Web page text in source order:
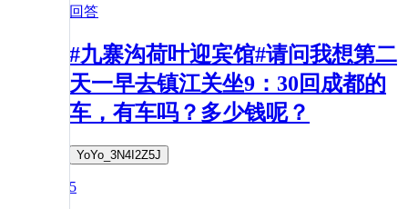
回答
#九寨沟荷叶迎宾馆#请问我想第二
天一早去镇江关坐9：30回成都的
车，有车吗？多少钱呢？
YoYo_3N4I2Z5J
5